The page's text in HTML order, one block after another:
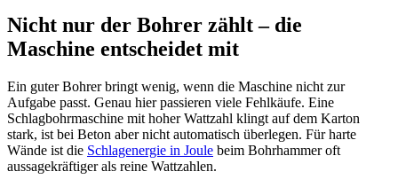
Nicht nur der Bohrer zählt – die
Maschine entscheidet mit
Ein guter Bohrer bringt wenig, wenn die Maschine nicht zur
Aufgabe passt. Genau hier passieren viele Fehlkäufe. Eine
Schlagbohrmaschine mit hoher Wattzahl klingt auf dem Karton
stark, ist bei Beton aber nicht automatisch überlegen. Für harte
Wände ist die Schlagenergie in Joule beim Bohrhammer oft
aussagekräftiger als reine Wattzahlen.